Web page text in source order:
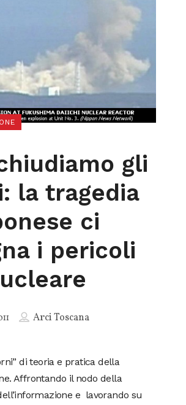
gli
la tragedia
ci
i pericoli
Arci Toscana
di teoria e pratica della
Affrontando il nodo della
e lavorando su